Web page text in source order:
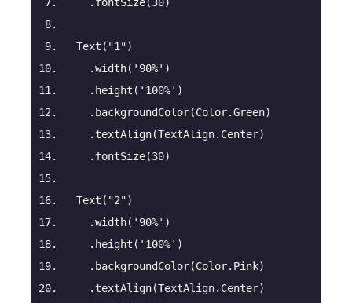
Text ( "1")
.width( '90%' )
.height ( '100%' )
.backgroundColor(Color.Green)
.textAlign(TextAlign.Center)
.fontSize(30)
Text ( "2")
.width( '90%' )
.height ( '100%' )
.backgroundColor(Color.Pink)
.textAlign(TextAlign.Center)